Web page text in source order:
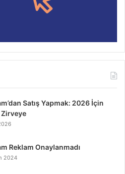
Satış Yapmak: 2026 İçin
Zirveye
Reklam Onaylanmadı
2024